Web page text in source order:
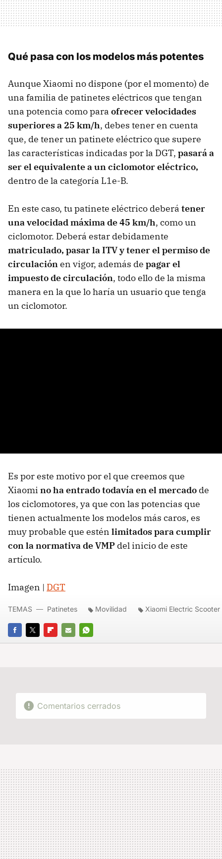
Qué pasa con los modelos más potentes
Aunque Xiaomi no dispone (por el momento) de
una familia de patinetes eléctricos que tengan
una potencia como para ofrecer velocidades
superiores a 25 km/h, debes tener en cuenta
que, de tener un patinete eléctrico que supere
las características indicadas por la DGT, pasará a
ser el equivalente a un ciclomotor eléctrico,
dentro de la categoría L1e-B.
En este caso, tu patinete eléctrico deberá tener
una velocidad máxima de 45 km/h, como un
ciclomotor. Deberá estar debidamente
matriculado, pasar la ITV y tener el permiso de
circulaciónen vigor, además de pagar el
impuesto de circulación, todo ello de la misma
manera en la que lo haría un usuario que tenga
un ciclomotor.
Es por este motivo por el que creemos que
Xiaomi no ha entrado todavía en el mercado de
los ciclomotores, ya que con las potencias que
tienen actualmente los modelos más caros, es
muy probable que estén limitados para cumplir
con la normativa de VMP del inicio de este
artículo.
Imagen | DGT
FACEBOOK
TWITTERFLIPBOARD
E-
WHATSAPP
TEMAS Patinetes Movilidad Xiaomi Electric Scooter
Comentarios cerrados